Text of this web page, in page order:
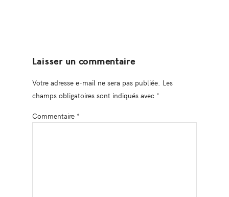
Laisser un commentaire
Votre adresse e-mail ne sera pas publiée. Les
champs obligatoires sont indiqués avec *
Commentaire *